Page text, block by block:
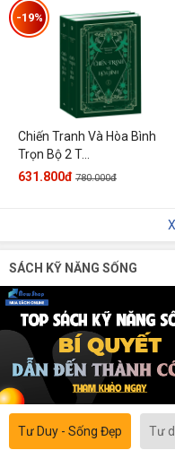
Chiến Tranh Và Hòa Bình
Trọn Bộ 2 T...
-19%
631.800đ 780.000đ
SÁCH KỸ NĂNG SỐNG
Tư Duy - Sống Đẹp Tư